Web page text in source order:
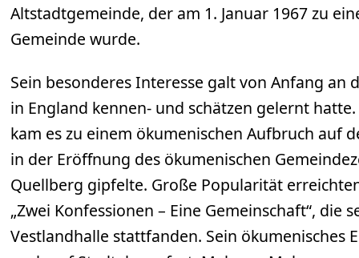
Altstadtgemeinde, der am 1. Januar 1967 zu
Gemeinde wurde.
Sein besonderes Interesse galt von Anfang an
in England kennen- und schätzen gelernt
kam es zu einem ökumenischen Aufbruch auf
in der Eröffnung des ökumenischen
Quellberg gipfelte. Große Popularität
„Zwei Konfessionen – Eine Gemeinschaft“, die
Vestlandhalle stattfanden. Sein ökumenisches